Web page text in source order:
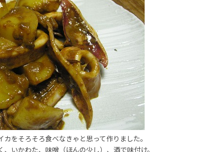
カをそろそろ食べなきゃと思って作りました。
、いかわた、味噌（ほんの少し）、酒で味付け。